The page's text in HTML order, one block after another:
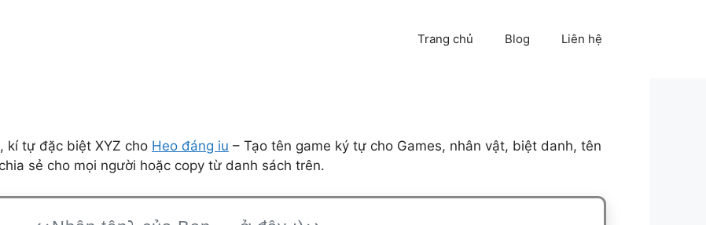
Trang chủ Blog Liên hệ
kí tự đặc biệt XYZ cho Heo đáng iu – Tạo tên game ký tự cho Games, nhân vật, biệt danh, tên
sẻ cho mọi người hoặc copy từ danh sách trên.